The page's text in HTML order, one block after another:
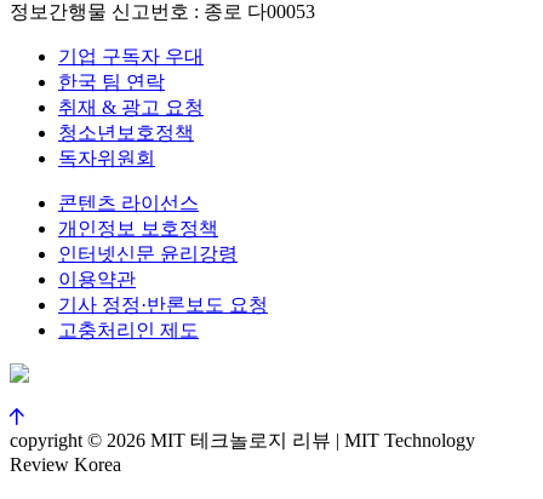
정보간행물 신고번호 : 종로 다00053
기업 구독자 우대
한국 팀 연락
취재 & 광고 요청
청소년보호정책
독자위원회
콘텐츠 라이선스
개인정보 보호정책
인터넷신문 윤리강령
이용약관
기사 정정·반론보도 요청
고충처리인 제도
copyright © 2026 MIT 테크놀로지 리뷰 | MIT Technology
Review Korea